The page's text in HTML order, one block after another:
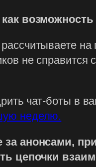
как
на
не
чат-боты в
неделю.
за анонсами,
цепочки